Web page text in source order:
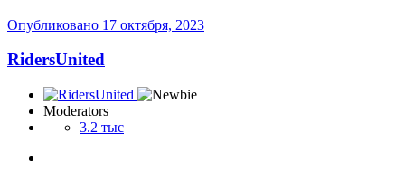
Опубликовано 17 октября, 2023
RidersUnited
Moderators
3.2 тыс